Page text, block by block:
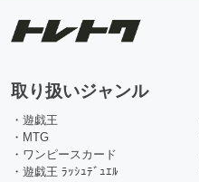
取り扱いジャンル
・遊戯王
・MTG
・ワンピースカード
・遊戯王 ﾗｯｼｭﾃﾞｭｴﾙ